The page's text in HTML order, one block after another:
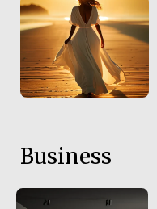
Business